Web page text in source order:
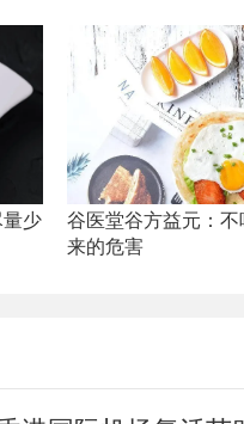
少
谷医堂谷方益元：
来的危害